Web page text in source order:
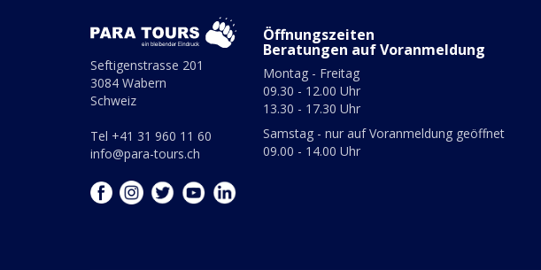
Seftigenstrasse 201
3084 Wabern
Schweiz
Tel +41 31 960 11 60
info@para-tours.ch
Öffnungszeiten
Beratungen auf Voranmeldung
Montag - Freitag
09.30 - 12.00 Uhr
13.30 - 17.30 Uhr
Samstag - nur auf Voranmeldung geöffnet
09.00 - 14.00 Uhr